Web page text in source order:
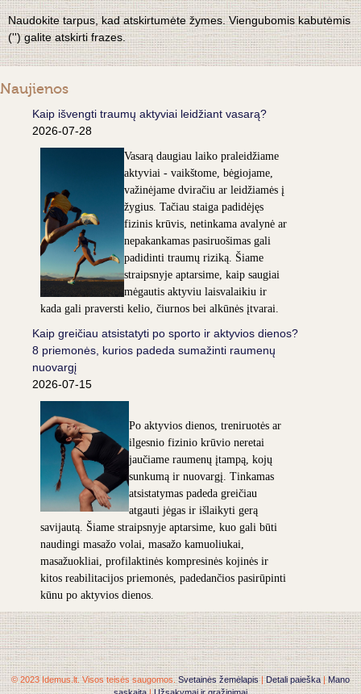
Naudokite tarpus, kad atskirtumėte žymes. Viengubomis kabutėmis
('') galite atskirti frazes.
Naujienos
Kaip išvengti traumų aktyviai leidžiant vasarą?
2026-07-28
Vasarą daugiau laiko praleidžiame
aktyviai - vaikštome, bėgiojame,
važinėjame dviračiu ar leidžiamės į
žygius. Tačiau staiga padidėjęs
fizinis krūvis, netinkama avalynė ar
nepakankamas pasiruošimas gali
padidinti traumų riziką. Šiame
straipsnyje aptarsime, kaip saugiai
mėgautis aktyviu laisvalaikiu ir
kada gali praversti kelio, čiurnos bei alkūnės įtvarai.
Kaip greičiau atsistatyti po sporto ir aktyvios dienos?
8 priemonės, kurios padeda sumažinti raumenų
nuovargį
2026-07-15
Po aktyvios dienos, treniruotės ar
ilgesnio fizinio krūvio neretai
jaučiame raumenų įtampą, kojų
sunkumą ir nuovargį. Tinkamas
atsistatymas padeda greičiau
atgauti jėgas ir išlaikyti gerą
savijautą. Šiame straipsnyje aptarsime, kuo gali būti
naudingi masažo volai, masažo kamuoliukai,
masažuokliai, profilaktinės kompresinės kojinės ir
kitos reabilitacijos priemonės, padedančios pasirūpinti
kūnu po aktyvios dienos.
© 2023 Idemus.lt. Visos teisės saugomos.Svetainės žemėlapis|Detali paieška | Mano